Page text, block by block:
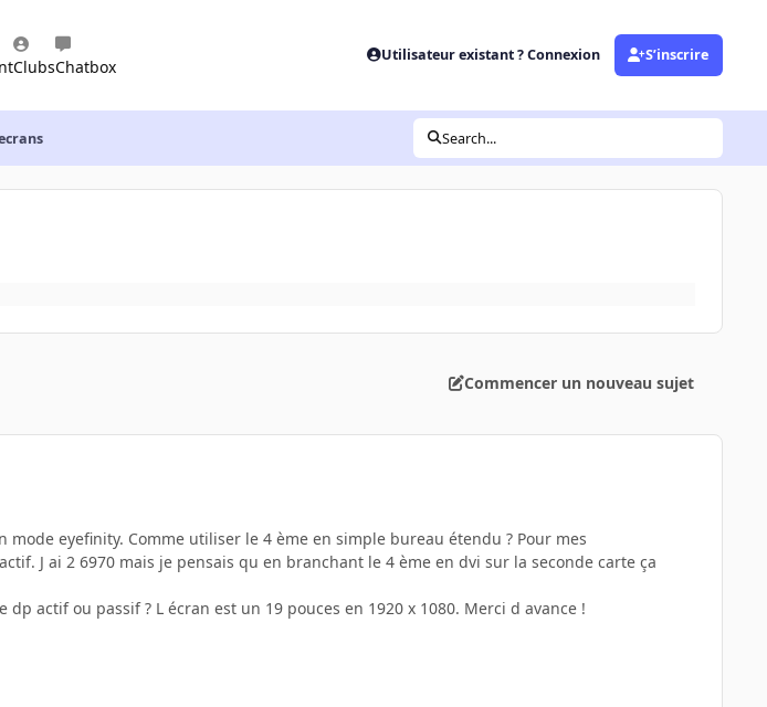
ClubsChatbox
Utilisateur existant ? Connexion S’inscrire
Search...
Commencer un nouveau sujet
mode eyefinity. Comme utiliser le 4 ème en simple bureau étendu ? Pour mes
J ai 2 6970 mais je pensais qu en branchant le 4 ème en dvi sur la seconde carte ça
actif ou passif ? L écran est un 19 pouces en 1920 x 1080. Merci d avance !